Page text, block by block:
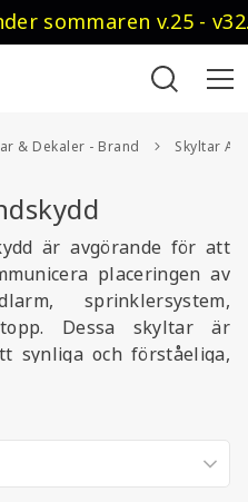
sommaren v.25 -
& Dekaler - Brand Skyltar
är avgörande för att
placeringen av
sprinklersystem,
Dessa skyltar är
synliga och förståeliga,
Tillverkade av
och utomhus. Skyltarna
för att uppfylla
snabb åtkomst